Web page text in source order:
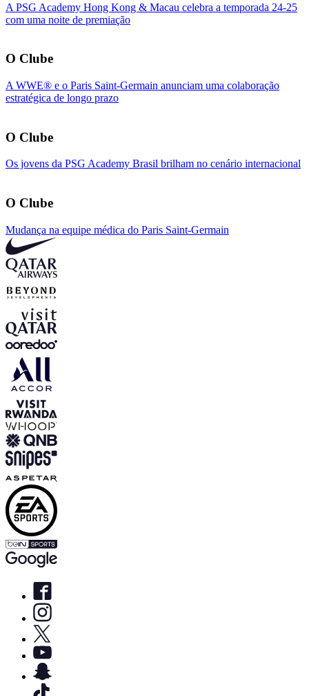
A PSG Academy Hong Kong & Macau celebra a temporada 24-25
com uma noite de premiação
O Clube
A WWE® e o Paris Saint-Germain anunciam uma colaboração
estratégica de longo prazo
O Clube
Os jovens da PSG Academy Brasil brilham no cenário internacional
O Clube
Mudança na equipe médica do Paris Saint-Germain